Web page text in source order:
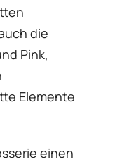
die
Pink,
Elemente
einen